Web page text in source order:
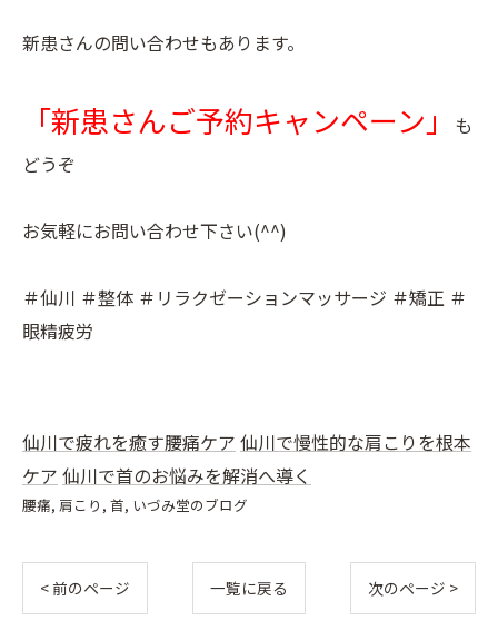
新患さんの問い合わせもあります。
「新患さんご予約キャンペーン」
も
どうぞ
お気軽にお問い合わせ下さい(^^)
＃仙川 ＃整体 ＃リラクゼーションマッサージ ＃矯正 ＃
眼精疲労
仙川で疲れを癒す腰痛ケア 仙川で慢性的な肩こりを根本
ケア 仙川で首のお悩みを解消へ導く
腰痛 肩こり 首 いづみ堂のブログ
< 前のページ 一覧に戻る 次のページ >